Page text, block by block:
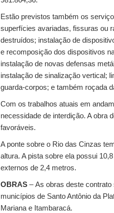
Estão previstos também os
superfícies avariadas, fissuras ou
destruídos; instalação de
e recomposição dos dispositivos
instalação de novas defensas
instalação de sinalização vertical;
guarda-corpos; e também roçada
Com os trabalhos atuais em
necessidade de interdição. A obra
favoráveis.
A ponte sobre o Rio das Cinzas
altura. A pista sobre ela possui
externos de 2,4 metros.
OBRAS – As obras deste contrato
municípios de Santo Antônio da
Mariana e Itambaracá.